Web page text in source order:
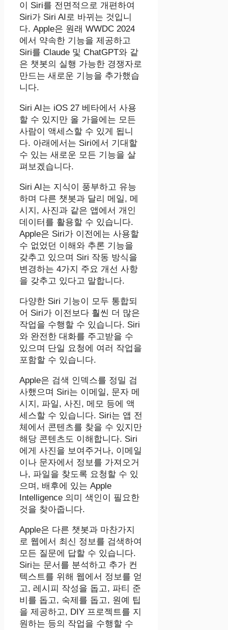
이 Siri를 전면적으로 개편하여
Siri가 Siri AI로 바뀌는 것입니
다. Apple은 원래 WWDC 2024
에서 약속한 기능을 제공하고
‌Siri‌를 Claude 및 ChatGPT와 같
은 챗봇의 실행 가능한 경쟁자로
만드는 새로운 기능을 추가했습
니다.
‌Siri‌ AI는 ‌iOS 27‌ 베타에서 사용
할 수 있지만 올 가을에는 모든
사람이 액세스할 수 있게 됩니
다. 아래에서는 Siri에서 기대할
수 있는 새로운 모든 기능을 살
펴보겠습니다.
‌Siri‌ AI는 지식이 풍부하고 유능
하며 다른 챗봇과 달리 메일, 메
시지, 사진과 같은 앱에서 개인
데이터를 활용할 수 있습니다.
Apple은 ‌Siri‌가 이전에는 사용할
수 없었던 이해와 추론 기능을
갖추고 있으며 ‌Siri‌ 작동 방식을
변경하는 4가지 주요 개선 사항
을 갖추고 있다고 말합니다.
다양한 ‌Siri‌ 기능이 모두 통합되
어 ‌Siri‌가 이전보다 훨씬 더 많은
작업을 수행할 수 있습니다. ‌Siri‌
와 완전한 대화를 주고받을 수
있으며 단일 요청에 여러 작업을
포함할 수 있습니다.
Apple은 검색 인덱스를 정밀 검
사했으며 ‌Siri‌는 이메일, 문자 메
시지, 파일, 사진, 메모 등에 액
세스할 수 있습니다. ‌Siri‌는 앱 전
체에서 콘텐츠를 찾을 수 있지만
해당 콘텐츠도 이해합니다. Siri
에게 사진을 보여주거나, 이메일
이나 문자에서 정보를 가져오거
나, 파일을 찾도록 요청할 수 있
으며, 배후에 있는 Apple
Intelligence 의미 색인이 필요한
것을 찾아줍니다.
Apple은 다른 챗봇과 마찬가지
로 웹에서 최신 정보를 검색하여
모든 질문에 답할 수 있습니다.
‌Siri‌는 문서를 분석하고 추가 컨
텍스트를 위해 웹에서 정보를 얻
고, 레시피 작성을 돕고, 파티 준
비를 돕고, 숙제를 돕고, 원예 팁
을 제공하고, DIY 프로젝트를 지
원하는 등의 작업을 수행할 수